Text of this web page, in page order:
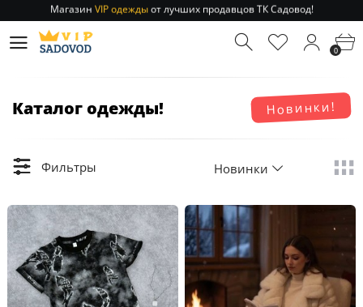
Отправление заказа 1-3 дняпо РФ и МСК!
Магазин
от лучших продавцов ТК Садовод!
0
Новинки!
Каталог одежды!
Фильтры Новинки